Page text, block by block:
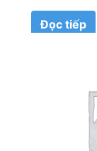
Đọc tiếp